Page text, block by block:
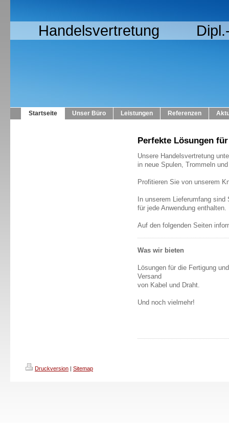
Handelsvertretung Dipl.-
Startseite Unser Büro Leistungen Referenzen
Perfekte Lösungen
Unsere Handelsvertretung
in neue Spulen, Trommeln
Profitieren Sie von unserem
In unserem Lieferumfang
für jede Anwendung enthalten.
Auf den folgenden Seiten
Was wir bieten
Lösungen für die Fertigung und
Versand
von Kabel und Draht.
Und noch vielmehr!
Druckversion | Sitemap